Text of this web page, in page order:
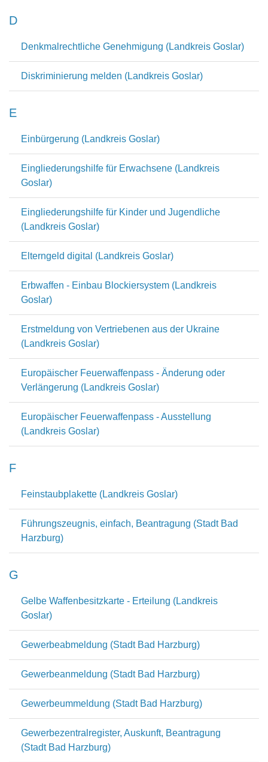
D
Denkmalrechtliche Genehmigung (Landkreis Goslar)
Diskriminierung melden (Landkreis Goslar)
E
Einbürgerung (Landkreis Goslar)
Eingliederungshilfe für Erwachsene (Landkreis
Goslar)
Eingliederungshilfe für Kinder und Jugendliche
(Landkreis Goslar)
Elterngeld digital (Landkreis Goslar)
Erbwaffen - Einbau Blockiersystem (Landkreis
Goslar)
Erstmeldung von Vertriebenen aus der Ukraine
(Landkreis Goslar)
Europäischer Feuerwaffenpass - Änderung oder
Verlängerung (Landkreis Goslar)
Europäischer Feuerwaffenpass - Ausstellung
(Landkreis Goslar)
F
Feinstaubplakette (Landkreis Goslar)
Führungszeugnis, einfach, Beantragung (Stadt Bad
Harzburg)
G
Gelbe Waffenbesitzkarte - Erteilung (Landkreis
Goslar)
Gewerbeabmeldung (Stadt Bad Harzburg)
Gewerbeanmeldung (Stadt Bad Harzburg)
Gewerbeummeldung (Stadt Bad Harzburg)
Gewerbezentralregister, Auskunft, Beantragung
(Stadt Bad Harzburg)